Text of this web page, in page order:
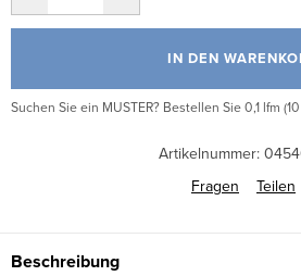
IN DEN
Suchen Sie ein MUSTER? Bestellen Sie 0,1 lfm
Artikelnummer:
Fragen
Teilen
Beschreibung